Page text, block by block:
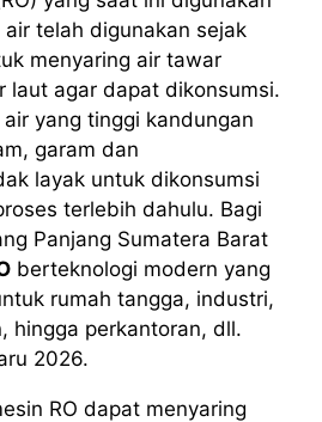
telah digunakan sejak
menyaring air tawar
laut agar dapat dikonsumsi.
yang tinggi kandungan
garam dan
layak untuk dikonsumsi
terlebih dahulu. Bagi
Panjang Sumatera Barat
berteknologi modern yang
rumah tangga, industri,
hingga perkantoran, dll.
2026.
RO dapat menyaring